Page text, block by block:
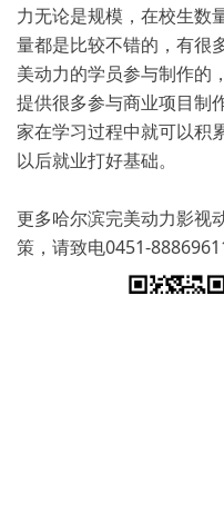
力无论是规模，在校生数
量都是比较不错的，有很
美动力的学员参与制作的
提供很多参与商业项目制
家在学习过程中就可以积
以后就业打好基础。
更多哈尔滨完美动力影视
策，请致电0451-